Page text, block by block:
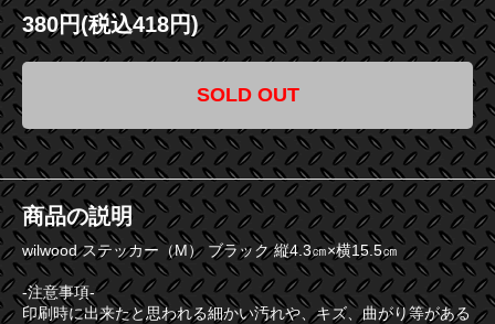
380円(税込418円)
SOLD OUT
商品の説明
wilwood ステッカー（M） ブラック 縦4.3㎝×横15.5㎝
-注意事項-
印刷時に出来たと思われる細かい汚れや、キズ、曲がり等がある